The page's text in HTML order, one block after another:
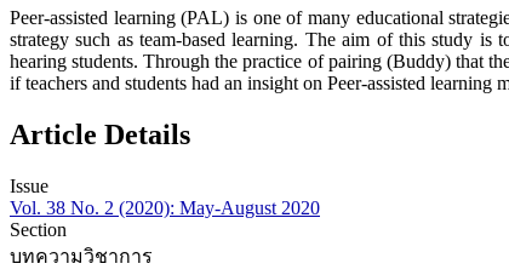
Peer-assisted learning (PAL) is one of many educational
strategy such as team-based learning. The aim of this study is
hearing students. Through the practice of pairing (Buddy) that
if teachers and students had an insight on Peer-assisted
Article Details
Issue
Vol. 38 No. 2 (2020): May-August 2020
Section
บทความวิชาการ